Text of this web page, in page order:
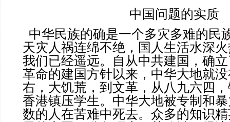
中国问题的实质
中华民族的确是一个多灾多难的民
天灾人祸连绵不绝，国人生活水深
我们已经遥远。自从中共建国，确
革命的建国方针以来，中华大地就
右，大饥荒，到文革，从八九六四
香港镇压学生。中华大地被专制和
数的人在苦难中死去。众多的知识